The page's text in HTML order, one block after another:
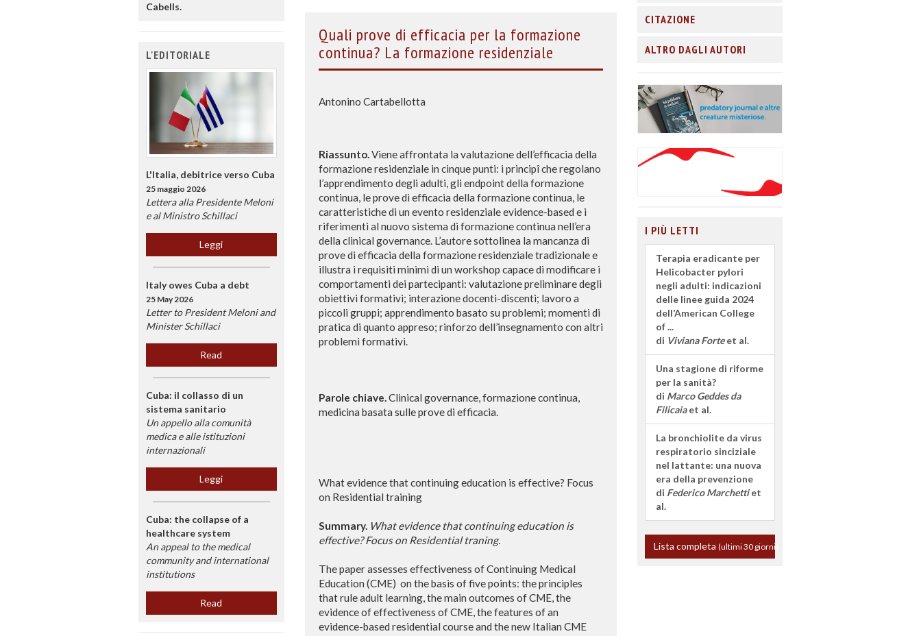
Quali prove di efficacia per la formazione
continua? La formazione residenziale
Antonino Cartabellotta
Riassunto.Viene affrontata la valutazione dell’efficacia della
formazione residenziale in cinque punti: i principî che regolano
l’apprendimento degli adulti, gli endpoint della formazione
continua, le prove di efficacia della formazione continua, le
caratteristiche di un evento residenziale evidence-based e i
riferimenti al nuovo sistema di formazione continua nell’era
della clinical governance. L’autore sottolinea la mancanza di
prove di efficacia della formazione residenziale tradizionale e
illustra i requisiti minimi di un workshop capace di modificare i
comportamenti dei partecipanti: valutazione preliminare degli
obiettivi formativi; interazione docenti-discenti; lavoro a
piccoli gruppi; apprendimento basato su problemi; momenti di
pratica di quanto appreso; rinforzo dell’insegnamento con altri
problemi formativi.
Parole chiave.Clinical governance, formazione continua,
medicina basata sulle prove di efficacia.
What evidence that continuing education is effective? Focus
on Residential training
Summary. What evidence that continuing education is
effective? Focus on Residential traning.
The paper assesses effectiveness of Continuing Medical
Education (CME) on the basis of five points: the principles
that rule adult learning, the main outcomes of CME, the
evidence of effectiveness of CME, the features of an
evidence-based residential course and the new Italian CME
Cabells.
L'EDITORIALE
L'Italia, debitrice verso Cuba
25 maggio 2026
Lettera alla Presidente Meloni
e al Ministro Schillaci
Leggi
Italy owes Cuba a debt
25 May 2026
Letter to President Meloni and
Minister Schillaci
Read
Cuba: il collasso di un
sistema sanitario
Un appello alla comunità
medica e alle istituzioni
internazionali
Leggi
Cuba: the collapse of a
healthcare system
An appeal to the medical
community and international
institutions
Read
CITAZIONE
ALTRO DAGLI AUTORI
I PIÙ LETTI
Terapia eradicante per
Helicobacter pylori
negli adulti: indicazioni
delle linee guida 2024
dell’American College
of ...
di Viviana Forteet al.
Una stagione di riforme
per la sanità?
di Marco Geddes da
Filicaiaet al.
La bronchiolite da virus
respiratorio sinciziale
nel lattante: una nuova
era della prevenzione
di Federico Marchettiet
al.
Lista completa (ultimi 30 giorni)